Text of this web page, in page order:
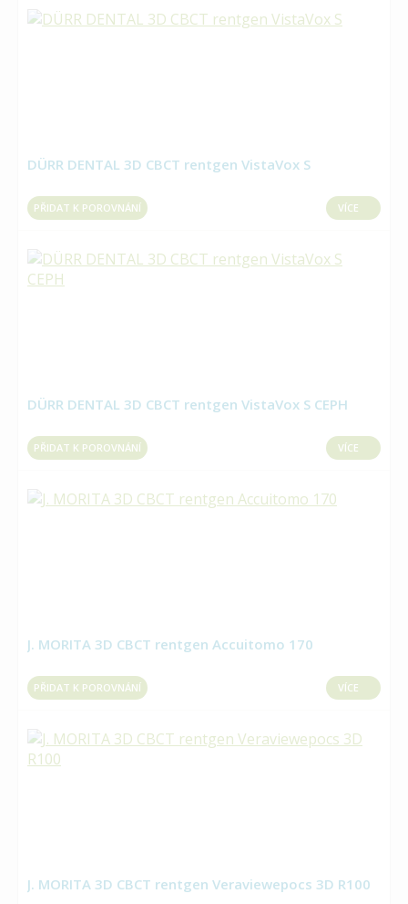
DÜRR DENTAL 3D CBCT rentgen VistaVox S
PŘIDAT K POROVNÁNÍ VÍCE
DÜRR DENTAL 3D CBCT rentgen VistaVox S CEPH
PŘIDAT K POROVNÁNÍ VÍCE
J. MORITA 3D CBCT rentgen Accuitomo 170
PŘIDAT K POROVNÁNÍ VÍCE
J. MORITA 3D CBCT rentgen Veraviewepocs 3D R100